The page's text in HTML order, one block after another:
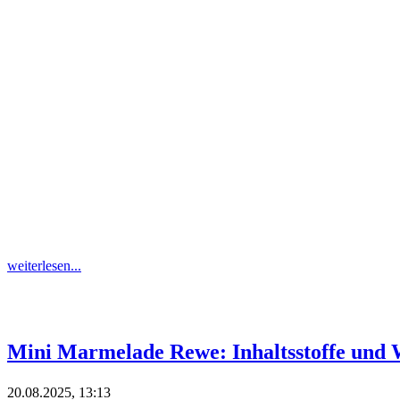
weiterlesen...
Mini Marmelade Rewe: Inhaltsstoffe und
20.08.2025, 13:13